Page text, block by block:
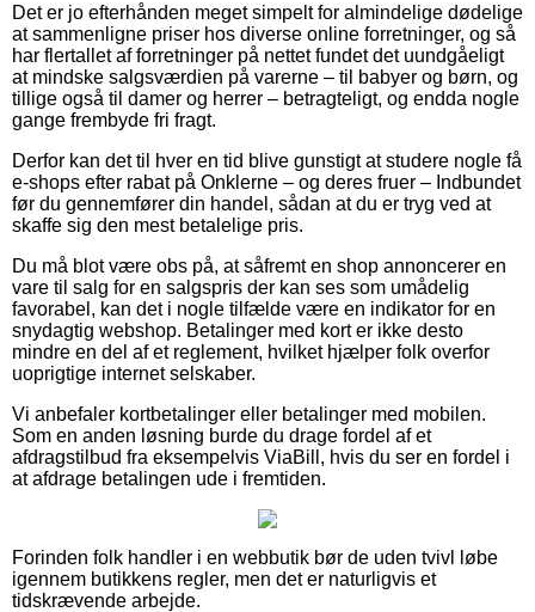
Det er jo efterhånden meget simpelt for almindelige dødelige
at sammenligne priser hos diverse online forretninger, og så
har flertallet af forretninger på nettet fundet det uundgåeligt
at mindske salgsværdien på varerne – til babyer og børn, og
tillige også til damer og herrer – betragteligt, og endda nogle
gange frembyde fri fragt.
Derfor kan det til hver en tid blive gunstigt at studere nogle få
e-shops efter rabat på Onklerne – og deres fruer – Indbundet
før du gennemfører din handel, sådan at du er tryg ved at
skaffe sig den mest betalelige pris.
Du må blot være obs på, at såfremt en shop annoncerer en
vare til salg for en salgspris der kan ses som umådelig
favorabel, kan det i nogle tilfælde være en indikator for en
snydagtig webshop. Betalinger med kort er ikke desto
mindre en del af et reglement, hvilket hjælper folk overfor
uoprigtige internet selskaber.
Vi anbefaler kortbetalinger eller betalinger med mobilen.
Som en anden løsning burde du drage fordel af et
afdragstilbud fra eksempelvis ViaBill, hvis du ser en fordel i
at afdrage betalingen ude i fremtiden.
Forinden folk handler i en webbutik bør de uden tvivl løbe
igennem butikkens regler, men det er naturligvis et
tidskrævende arbejde.